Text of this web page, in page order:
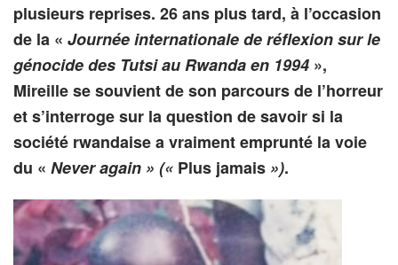
plusieurs reprises. 26 ans plus tard, à l’occasion
de la « Journée internationale de réflexion sur le
génocide des Tutsi au Rwanda en 1994 »,
Mireille se souvient de son parcours de l’horreur
et s’interroge sur la question de savoir si la
société rwandaise a vraiment emprunté la voie
du « Never again » (« Plus jamais »).